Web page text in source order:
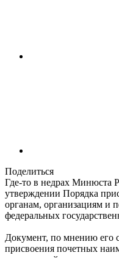
Поделиться
Где-то в недрах Минюста
утверждении Порядка
органам, организациям и
федеральных
Документ, по мнению его
присвоения почетных